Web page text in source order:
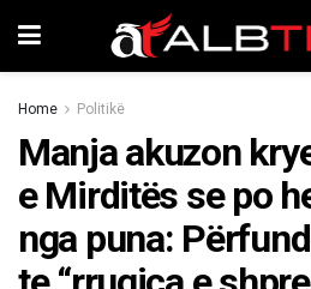
Home Politikë
Manja akuzon
e Mirditës se po
nga puna: